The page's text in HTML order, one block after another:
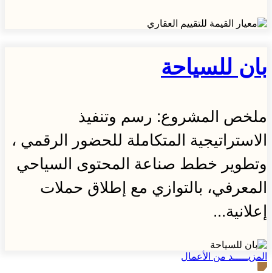
بان للسياحة
ملخص المشروع: رسم وتنفيذ
الاستراتيجية المتكاملة للحضور الرقمي ،
وتطوير خطط صناعة المحتوى السياحي
المعرفي، بالتوازي مع إطلاق حملات
إعلانية...
المزيـــــد من الأعمال